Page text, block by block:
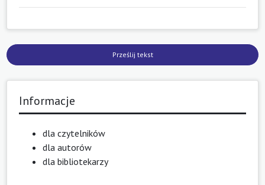
Prześlij tekst
Informacje
dla czytelników
dla autorów
dla bibliotekarzy